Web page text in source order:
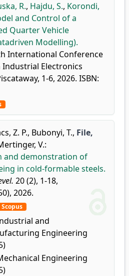
R., Hajdu, S., Korondi,
and Control of a
Quarter Vehicle
Modelling).
International Conference
Industrial Electronics
1-6, 2026. ISBN:
Z. P., Bubonyi, T., File,
V.:
and demonstration of
in cold-formable steels.
20 (2), 1-18,
2026.
Scopus
and
Engineering
Engineering